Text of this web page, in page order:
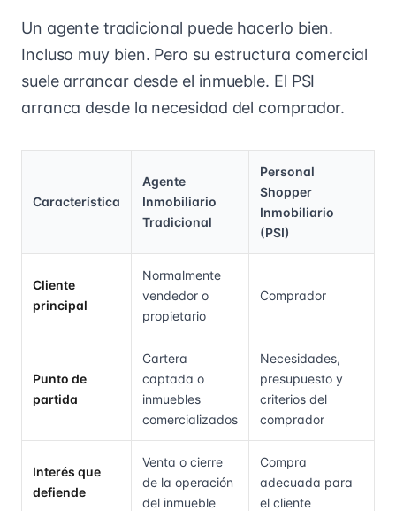
Un agente tradicional puede hacerlo bien.
Incluso muy bien. Pero su estructura comercial
suele arrancar desde el inmueble. El PSI
arranca desde la necesidad del comprador.
Característica
Agente
Inmobiliario
Tradicional
Personal
Shopper
Inmobiliario
(PSI)
Cliente
principal
Normalmente
vendedor o
propietario
Comprador
Punto de
partida
Cartera
captada o
inmuebles
comercializados
Necesidades,
presupuesto y
criterios del
comprador
Interés que
defiende
Venta o cierre
de la operación
del inmueble
Compra
adecuada para
el cliente